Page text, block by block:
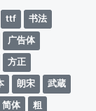
ttf
书法
广告体
方正
朗宋
武蔵
简体
粗